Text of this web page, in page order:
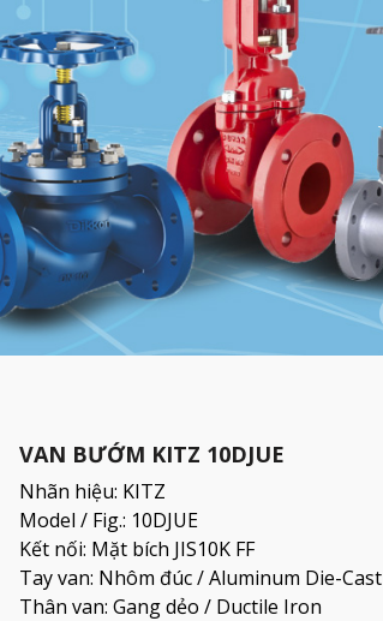
VAN BƯỚM KITZ 10DJUE
Nhãn hiệu: KITZ
Model / Fig.: 10DJUE
Kết nối: Mặt bích JIS10K FF
Tay van: Nhôm đúc / Aluminum Die-Cast
Thân van: Gang dẻo / Ductile Iron